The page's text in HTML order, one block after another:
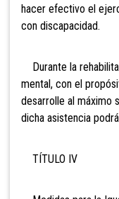
hacer efectivo el
con discapacidad.
Durante la
mental, con el
desarrolle al máximo
dicha asistencia
TÍTULO IV